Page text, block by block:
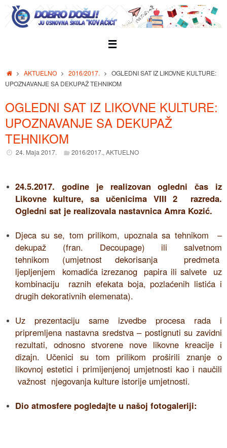
Skip
content
HomeAKTUELNO 2016/2017.
OGLEDNI SAT IZ LIKOVNE KULTURE:
UPOZNAVANJE SA DEKUPAŽ TEHNIKOM
OGLEDNI SAT IZ LIKOVNE KULTURE:
UPOZNAVANJE SA DEKUPAŽ
TEHNIKOM
24. Maja 2017. 2016/2017.,AKTUELNO
24.5.2017. godine je realizovan ogledni čas iz
Likovne kulture, sa učenicima VIII 2 razreda.
Ogledni sat je realizovala nastavnica Amra Kozić.
Djeca su se, tom prilikom, upoznala sa tehnikom –
dekupaž (fran. Decoupage) ili salvetnom
tehnikom (umjetnost dekorisanja predmeta
ljepljenjem komadića izrezanog papira ili salvete uz
kombinaciju raznih efekata boja, pozlaćenih listića i
drugih dekorativnih elemenata).
Uz prezentaciju same izvedbe procesa rada i
pripremljena nastavna sredstva – postignuti su zavidni
rezultati, odnosno stvorene nove likovne kreacije i
dizajn. Učenici su tom prilikom proširili znanje o
likovnoj estetici i primijenjenoj umjetnosti kao i naučili
važnost njegovanja kulture istorije umjetnosti.
Dio atmosfere pogledajte u našoj fotogaleriji: